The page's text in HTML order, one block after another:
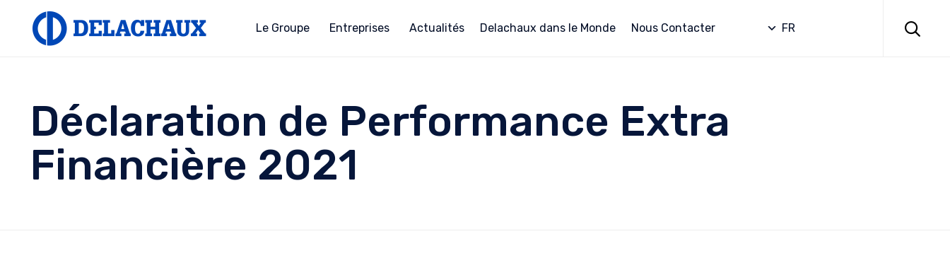
content
Le Groupe Entreprises Actualités Delachaux dans le Monde Nous Contacter FR 
Déclaration de Performance Extra
Financière 2021